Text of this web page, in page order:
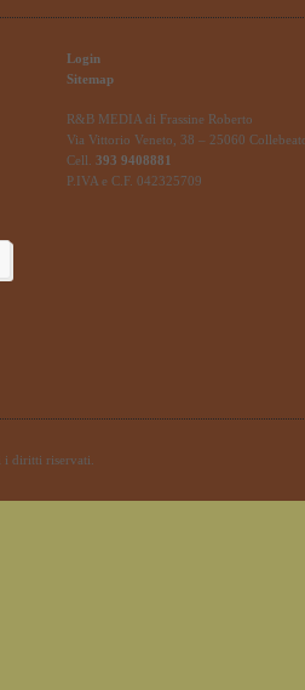
Login
Sitemap
R&B MEDIA di Frassine Roberto
Via Vittorio Veneto, 38 – 25060
Cell. 393 9408881
P.IVA e C.F. 042325709
diritti riservati.